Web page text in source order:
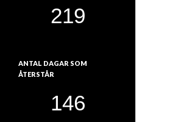
ANTAL DAGAR SOM
ÅTERSTÅR